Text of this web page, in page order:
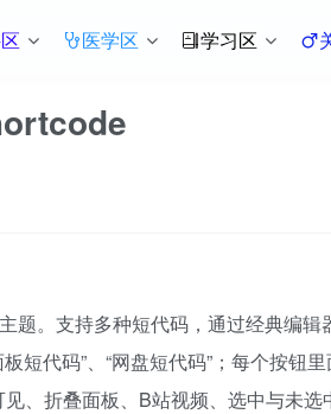
医学区 学习区
题。支持多种短代码，通过经典编
短代码”、“网盘短代码”；每个按钮
、折叠面板、B站视频、选中与未